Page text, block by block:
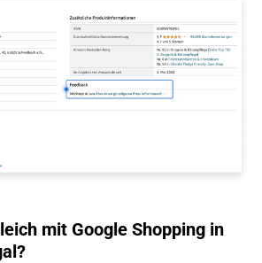
mit Google Shopping in